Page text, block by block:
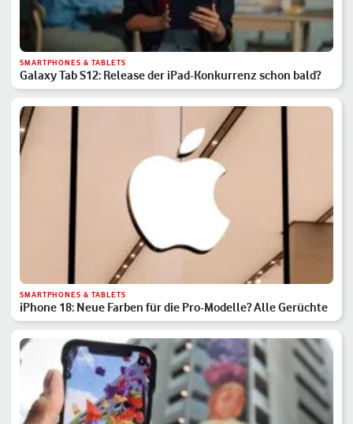
SMARTPHONES & TABLETS
Galaxy Tab S12: Release der iPad-Konkurrenz schon bald?
SMARTPHONES & TABLETS
iPhone 18: Neue Farben für die Pro-Modelle? Alle Gerüchte